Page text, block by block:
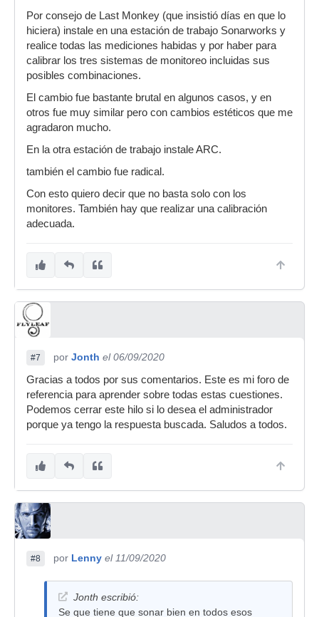
Por consejo de Last Monkey (que insistió días en que lo
hiciera) instale en una estación de trabajo Sonarworks y
realice todas las mediciones habidas y por haber para
calibrar los tres sistemas de monitoreo incluidas sus
posibles combinaciones.
El cambio fue bastante brutal en algunos casos, y en
otros fue muy similar pero con cambios estéticos que me
agradaron mucho.
En la otra estación de trabajo instale ARC.
también el cambio fue radical.
Con esto quiero decir que no basta solo con los
monitores. También hay que realizar una calibración
adecuada.
#7 por Jonth el 06/09/2020
Gracias a todos por sus comentarios. Este es mi foro de
referencia para aprender sobre todas estas cuestiones.
Podemos cerrar este hilo si lo desea el administrador
porque ya tengo la respuesta buscada. Saludos a todos.
#8 por Lenny el 11/09/2020
Jonth escribió:
Se que tiene que sonar bien en todos esos